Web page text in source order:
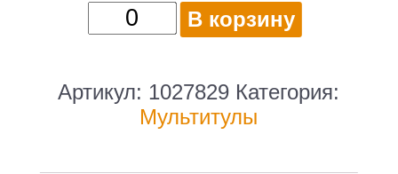
Количество
товара
Gerber
В корзину
Артикул: 1027829 Категория:
Мультитулы